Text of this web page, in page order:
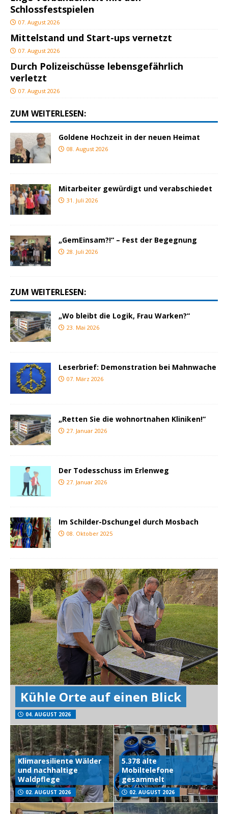
Schlossfestspielen
07. August 2026
Mittelstand und Start-ups vernetzt
07. August 2026
Durch Polizeischüsse lebensgefährlich
verletzt
07. August 2026
ZUM WEITERLESEN:
Goldene Hochzeit in der neuen Heimat
08. August 2026
Mitarbeiter gewürdigt und verabschiedet
31. Juli 2026
„GemEinsam?!“ – Fest der Begegnung
28. Juli 2026
ZUM WEITERLESEN:
„Wo bleibt die Logik, Frau Warken?“
23. Mai 2026
Leserbrief: Demonstration bei Mahnwache
07. März 2026
„Retten Sie die wohnortnahen Kliniken!“
27. Januar 2026
Der Todesschuss im Erlenweg
27. Januar 2026
Im Schilder-Dschungel durch Mosbach
08. Oktober 2025
Kühle Orte auf einen Blick
04. AUGUST 2026
Klimaresiliente Wälder
und nachhaltige
Waldpflege
02. AUGUST 2026
5.378 alte
Mobiltelefone
gesammelt
02. AUGUST 2026